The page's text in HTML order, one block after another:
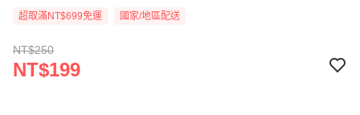
超取滿NT$699免運 國家/地區配送
NT$250
NT$199